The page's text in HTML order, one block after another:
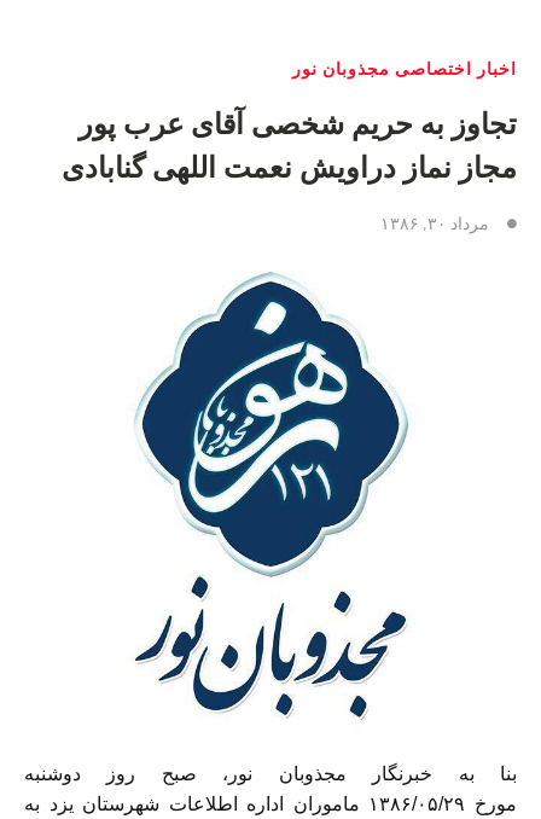
اخبار اختصاصی مجذوبان نور
تجاوز به حریم شخصی آقای عرب پور
مجاز نماز دراویش نعمت اللهی گنابادی
مرداد ۳۰, ۱۳۸۶
بنا به خبرنگار مجذوبان نور، صبح روز دوشنبه
مورخ ۱۳۸۶/۰۵/۲۹ ماموران اداره اطلاعات شهرستان یزد به